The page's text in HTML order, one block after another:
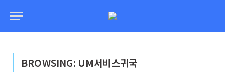
BROWSING: UM서비스귀국